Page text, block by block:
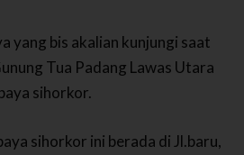
yang bis akalian kunjungi saat
Tua Padang Lawas Utara
sihorkor.
sihorkor ini berada di Jl.baru,